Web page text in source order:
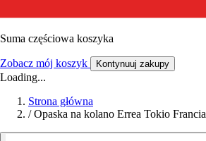
Suma częściowa koszyka
Zobacz mój koszyk Kontynuuj zakupy
Loading...
Strona główna
/ Opaska na kolano Errea Tokio Francia